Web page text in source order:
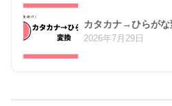
カタカナ→ひらがな
2026年7月29日